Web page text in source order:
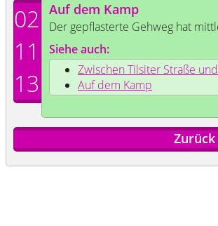
02
11
13
Auf dem Kamp
Der gepflasterte Gehweg hat
Siehe auch:
Zwischen Tilsiter Straße
Auf dem Kamp
Zurück